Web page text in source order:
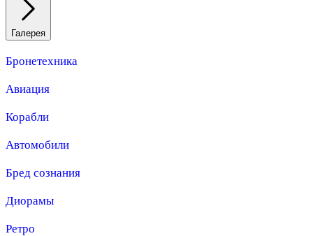
Галерея
Бронетехника
Авиация
Корабли
Автомобили
Бред сознания
Диорамы
Ретро